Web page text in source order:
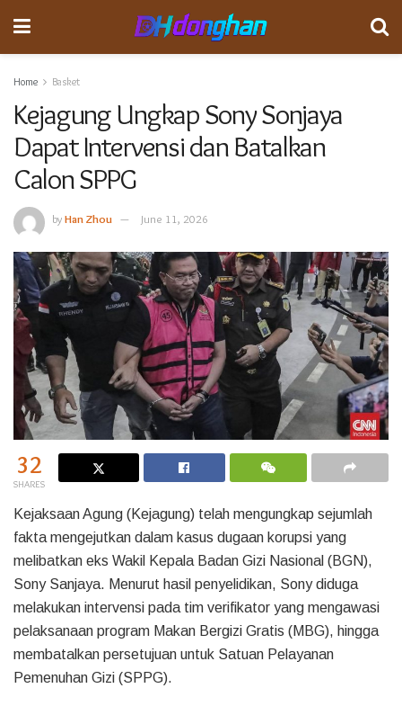
Home Basket
Kejagung Ungkap Sony Sonjaya
Dapat Intervensi dan Batalkan
Calon SPPG
byHan Zhou June 11, 2026
32
SHARES
Kejaksaan Agung (Kejagung) telah mengungkap sejumlah
fakta mengejutkan dalam kasus dugaan korupsi yang
melibatkan eks Wakil Kepala Badan Gizi Nasional (BGN),
Sony Sanjaya. Menurut hasil penyelidikan, Sony diduga
melakukan intervensi pada tim verifikator yang mengawasi
pelaksanaan program Makan Bergizi Gratis (MBG), hingga
membatalkan persetujuan untuk Satuan Pelayanan
Pemenuhan Gizi (SPPG).